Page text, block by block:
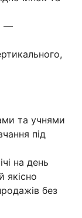
—
та учнями
під
на день
якісно
без